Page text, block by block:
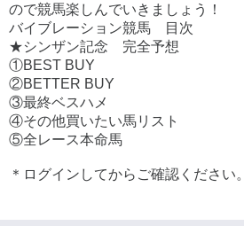
ので競馬楽しんでいきましょう！
バイブレーション競馬 目次
★シンザン記念 完全予想
①BEST BUY
②BETTER BUY
③最終ベスハメ
④その他買いたい馬リスト
⑤全レース本命馬
＊ログインしてからご確認ください。